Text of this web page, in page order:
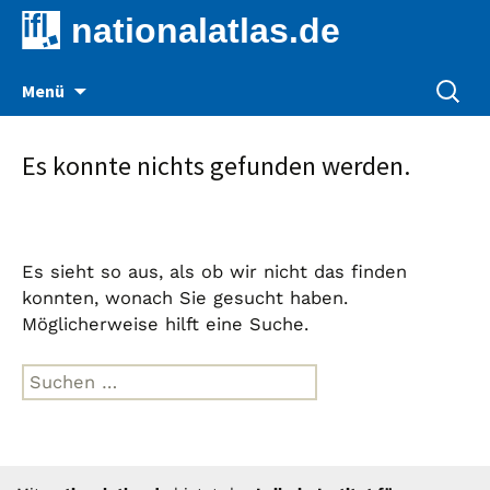
nationalatlas.de
Menü
Suche
nach:
Es konnte nichts gefunden werden.
Es sieht so aus, als ob wir nicht das finden
konnten, wonach Sie gesucht haben.
Möglicherweise hilft eine Suche.
Suche
nach: